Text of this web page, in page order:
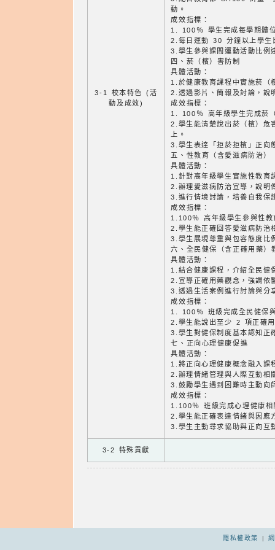
3-1 校本特色 (活
動及成效)
動。
成效指標：
1. 100％ 學生完成每學期體
2.每日運動 30 分鐘以上學生
3.學生參與課間運動活動比
四、菸（檳）害防制
具體活動：
1.於健康教育課程中實施菸（
2.透過影片、簡報及討論，說
成效指標：
1. 100％ 高年級學生完成菸
2.學生能清楚說出菸（檳）
上。
3.學生表達「拒菸拒檳」正
五、性教育（含愛滋病防治）
具體活動：
1.針對高年級學生實施性教育
2.辦理愛滋病防治宣導，說明
3.進行情境討論，培養自我保
成效指標：
1.100％ 高年級學生參與性教
2.學生能正確回答愛滋病防
3.學生展現尊重與包容態度
六、全民健保（含正確用藥）
具體活動：
1.結合健康課程，介紹全民健
2.宣導正確用藥觀念，強調依
3.透過生活案例進行討論與分
成效指標：
1. 100％ 班級完成全民健保
2.學生能說出至少 2 項正確
3.學生對健保制度基本認知正
七、正向心理健康促進
具體活動：
1.將正向心理健康概念融入課
2.辦理情緒管理與人際互動相
3.鼓勵學生遇到困難時主動向
成效指標：
1.100％ 班級完成心理健康相
2.學生能正確表達情緒與因
3.學生主動尋求協助與正向互
3-2 特殊貢獻
隱私權政策 |